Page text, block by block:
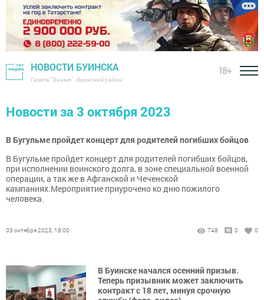
НОВОСТИ БУИНСКА
Газета "Знамя" - Буинский район
18+
Новости за 3 октября 2023
В Бугульме пройдет концерт для родителей погибших бойцов
В Бугульме пройдет концерт для родителей погибших бойцов,
при исполнении воинского долга, в зоне специальной военной
операции, а так же в Афганской и Чеченской
кампаниях.Мероприятие приурочено ко дню пожилого
человека.
03 октября 2023, 18:00 748 0 0
В Буинске начался осенний призыв.
Теперь призывник может заключить
контракт с 18 лет, минуя срочную